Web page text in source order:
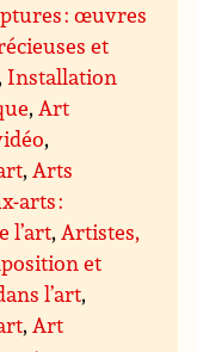
: œuvres
et
, Installation
,Art
,
,Arts
arts :
l’art,Artistes,
et
l’art,
,Art